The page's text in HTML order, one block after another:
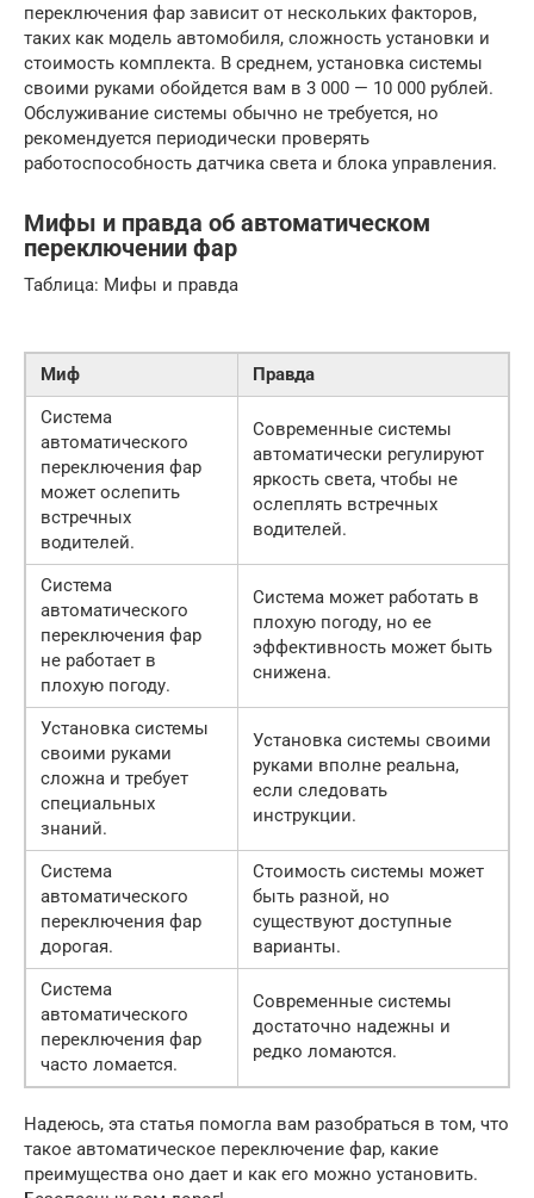
переключения фар зависит от нескольких факторов,
таких как модель автомобиля, сложность установки и
стоимость комплекта. В среднем, установка системы
своими руками обойдется вам в 3 000 — 10 000 рублей.
Обслуживание системы обычно не требуется, но
рекомендуется периодически проверять
работоспособность датчика света и блока управления.
Мифы и правда об автоматическом
переключении фар
Таблица: Мифы и правда
Миф
Правда
Система
автоматического
переключения фар
может ослепить
встречных
водителей.
Современные системы
автоматически регулируют
яркость света, чтобы не
ослеплять встречных
водителей.
Система
автоматического
переключения фар
не работает в
плохую погоду.
Система может работать в
плохую погоду, но ее
эффективность может быть
снижена.
Установка системы
своими руками
сложна и требует
специальных
знаний.
Установка системы своими
руками вполне реальна,
если следовать
инструкции.
Система
автоматического
переключения фар
дорогая.
Стоимость системы может
быть разной, но
существуют доступные
варианты.
Система
автоматического
переключения фар
часто ломается.
Современные системы
достаточно надежны и
редко ломаются.
Надеюсь, эта статья помогла вам разобраться в том, что
такое автоматическое переключение фар, какие
преимущества оно дает и как его можно установить.